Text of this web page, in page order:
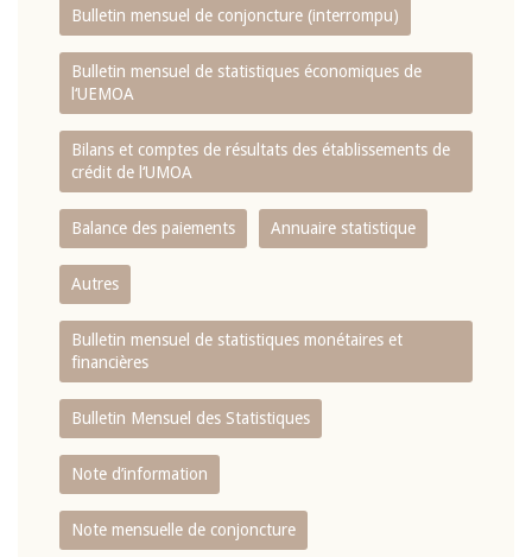
Bulletin mensuel de conjoncture (interrompu)
Bulletin mensuel de statistiques économiques de
l‘UEMOA
Bilans et comptes de résultats des établissements de
crédit de l‘UMOA
Balance des paiements Annuaire statistique
Autres
Bulletin mensuel de statistiques monétaires et
financières
Bulletin Mensuel des Statistiques
Note d’information
Note mensuelle de conjoncture